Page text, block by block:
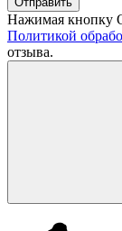
Нажимая кнопку
Политикой
отзыва.